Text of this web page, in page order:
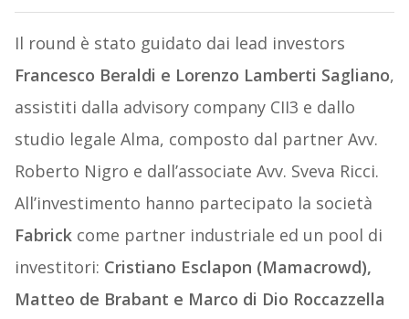
Il round è stato guidato dai lead investors
Francesco Beraldi e Lorenzo Lamberti Sagliano,
assistiti dalla advisory company CII3 e dallo
studio legale Alma, composto dal partner Avv.
Roberto Nigro e dall’associate Avv. Sveva Ricci.
All’investimento hanno partecipato la società
Fabrickcome partner industriale ed un pool di
investitori: Cristiano Esclapon (Mamacrowd),
Matteo de Brabant e Marco di Dio Roccazzella